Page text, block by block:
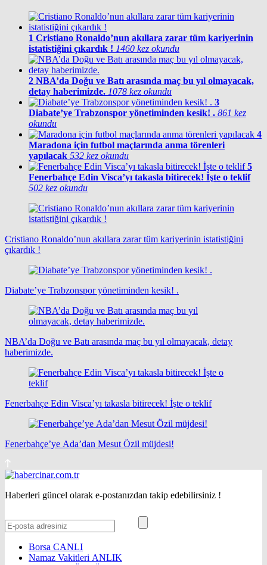
1 Cristiano Ronaldo’nun akıllara zarar tüm kariyerinin
istatistiğini çıkardık ! 1460 kez okundu
2 NBA’da Doğu ve Batı arasında maç bu yıl olmayacak,
detay haberimizde. 1078 kez okundu
3
Diabate’ye Trabzonspor yönetiminden kesik! . 861 kez
okundu
4
Maradona için futbol maçlarında anma törenleri
yapılacak 532 kez okundu
5
Fenerbahçe Edin Visca’yı takasla bitirecek! İşte o teklif
502 kez okundu
Cristiano Ronaldo’nun akıllara zarar tüm kariyerinin istatistiğini
çıkardık !
Diabate’ye Trabzonspor yönetiminden kesik! .
NBA’da Doğu ve Batı arasında maç bu yıl olmayacak, detay
haberimizde.
Fenerbahçe Edin Visca’yı takasla bitirecek! İşte o teklif
Fenerbahçe’ye Ada’dan Mesut Özil müjdesi!
Haberleri güncel olarak e-postanızdan takip edebilirsiniz !
Borsa CANLI
Namaz Vakitleri ANLIK